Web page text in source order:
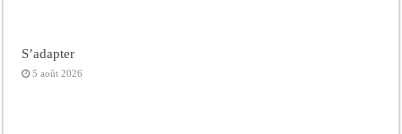
S’adapter
5 août 2026